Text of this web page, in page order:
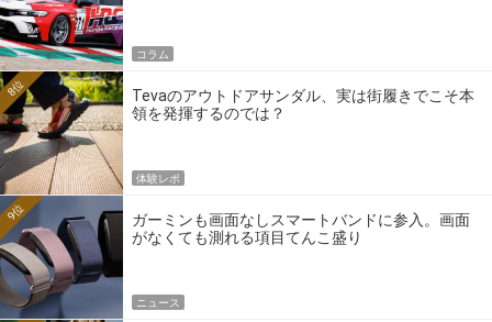
コラム
Tevaのアウトドアサンダル、実は街履きでこそ本
領を発揮するのでは？
8位
体験レポ
ガーミンも画面なしスマートバンドに参入。画面
がなくても測れる項目てんこ盛り
9位
ニュース